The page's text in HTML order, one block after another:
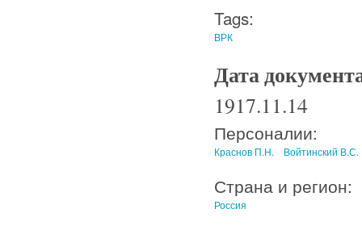
Tags:
ВРК
Дата
1917.11.14
Персоналии:
Краснов П.Н. Войтинский В.С.
Страна и регион:
Россия